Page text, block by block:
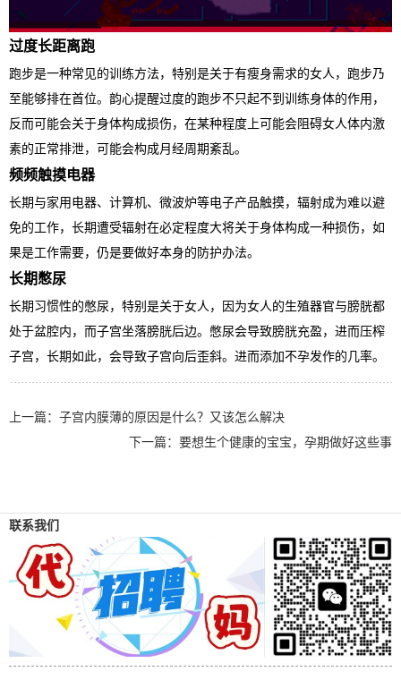
过度长距离跑
跑步是一种常见的训练方法，特别是关于有瘦身需求的女人，跑步乃
至能够排在首位。韵心提醒过度的跑步不只起不到训练身体的作用，
反而可能会关于身体构成损伤，在某种程度上可能会阻碍女人体内激
素的正常排泄，可能会构成月经周期紊乱。
频频触摸电器
长期与家用电器、计算机、微波炉等电子产品触摸，辐射成为难以避
免的工作，长期遭受辐射在必定程度大将关于身体构成一种损伤，如
果是工作需要，仍是要做好本身的防护办法。
长期憋尿
长期习惯性的憋尿，特别是关于女人，因为女人的生殖器官与膀胱都
处于盆腔内，而子宫坐落膀胱后边。憋尿会导致膀胱充盈，进而压榨
子宫，长期如此，会导致子宫向后歪斜。进而添加不孕发作的几率。
上一篇： 子宫内膜薄的原因是什么？又该怎么解决
下一篇： 要想生个健康的宝宝，孕期做好这些事
联系我们